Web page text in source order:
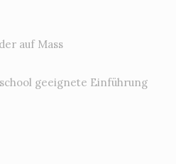
auf Mass
geeignete Einführung